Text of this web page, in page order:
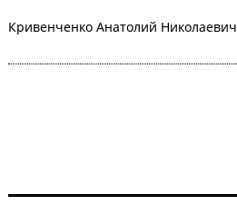
Кривенченко Анатолий Николаевич